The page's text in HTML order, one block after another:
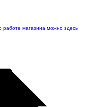
работе магазина можно здесь